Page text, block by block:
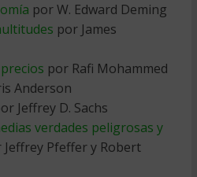
por W. Edward Deming
por James
por Rafi Mohammed
Anderson
Jeffrey D. Sachs
verdades peligrosas y
Jeffrey Pfeffer y Robert